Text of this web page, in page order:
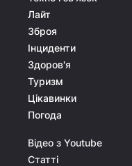
Лайт
Зброя
Інциденти
Здоров'я
Туризм
Цікавинки
Погода
Відео з Youtube
Статті